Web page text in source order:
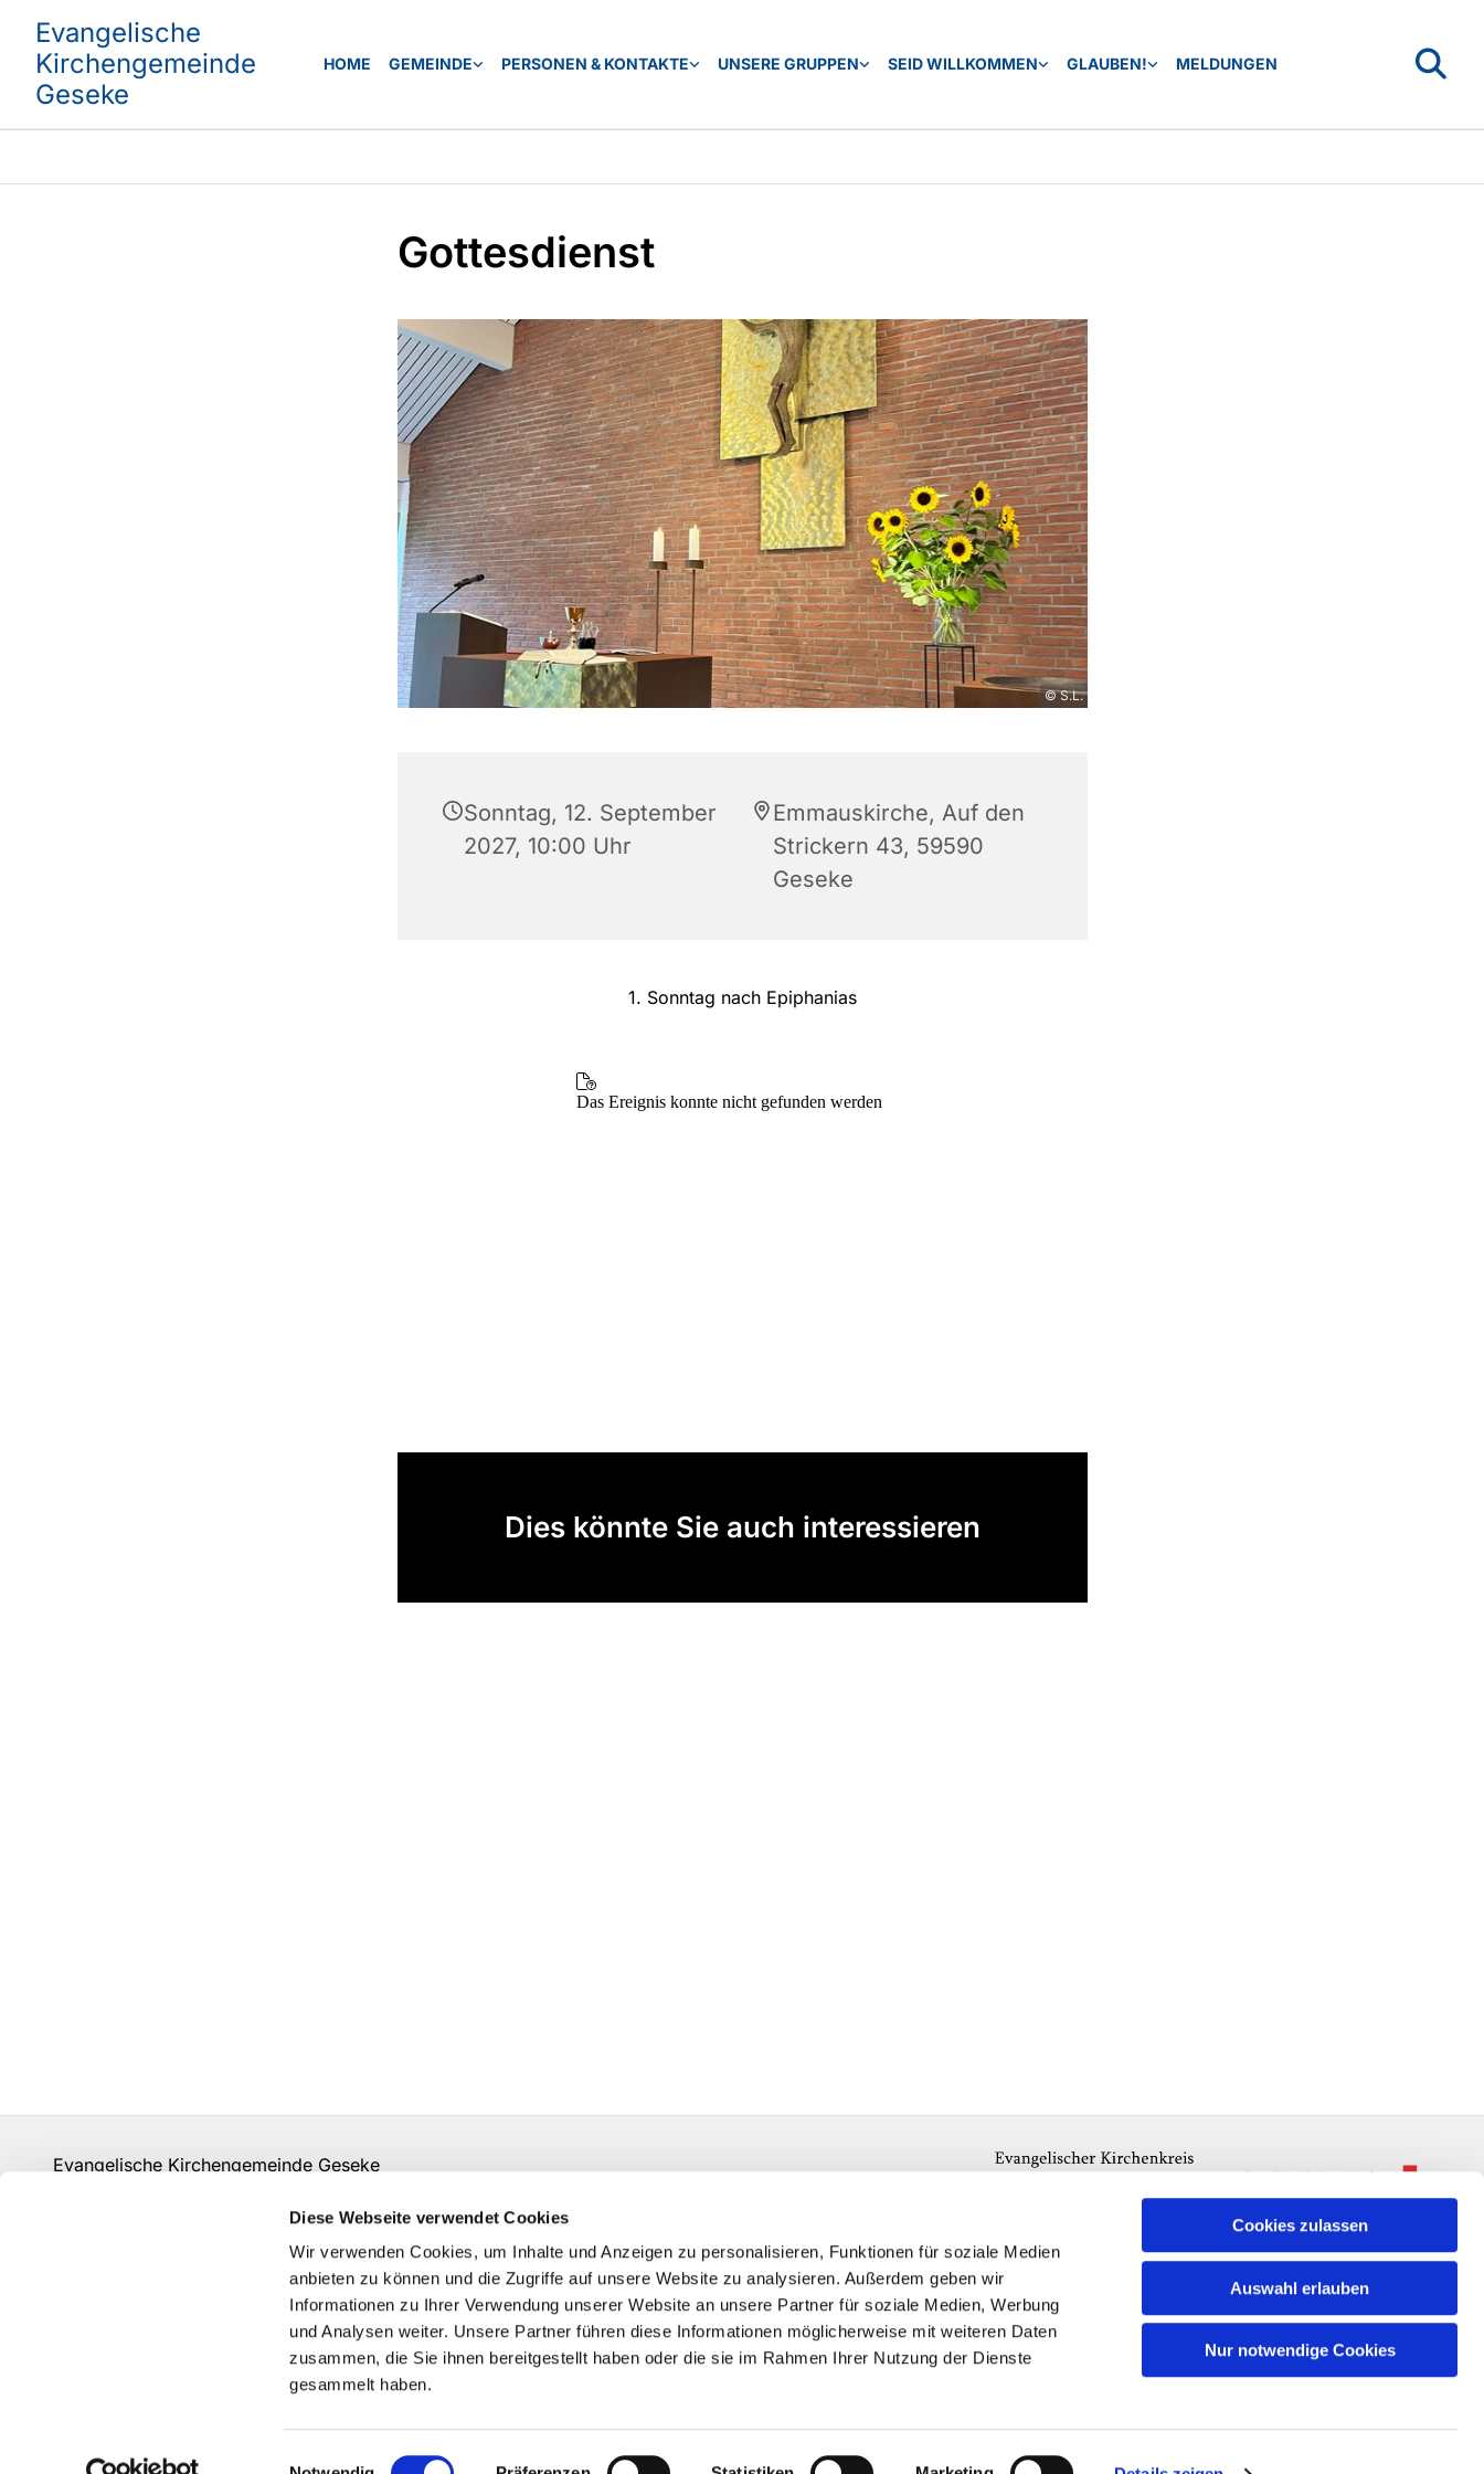
Diese Webseite verwendet Cookies
Wir verwenden Cookies, um Inhalte und Anzeigen zu personalisieren, Funktionen für soziale Medien
anbieten zu können und die Zugriffe auf unsere Website zu analysieren. Außerdem geben wir
Informationen zu Ihrer Verwendung unserer Website an unsere Partner für soziale Medien, Werbung
und Analysen weiter. Unsere Partner führen diese Informationen möglicherweise mit weiteren Daten
zusammen, die Sie ihnen bereitgestellt haben oder die sie im Rahmen Ihrer Nutzung der Dienste
gesammelt haben.
Einwilligungsauswahl
Cookies zulassen
Auswahl erlauben
Nur notwendige Cookies
Evangelische
Kirchengemeinde
Geseke
HOME GEMEINDE PERSONEN & KONTAKTE UNSERE GRUPPEN SEID WILLKOMMEN GLAUBEN! MELDUNGEN
Gottesdienst
© S.L.
Sonntag, 12. September
2027, 10:00 Uhr
Emmauskirche, Auf den
Strickern 43, 59590
Geseke
1. Sonntag nach Epiphanias
Dies könnte Sie auch interessieren
Evangelische Kirchengemeinde Geseke
Auf den Strickern 43 - 59590 Geseke